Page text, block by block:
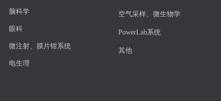
脑科学
眼科
微注射、膜片钳系统
电生理
空气采样、微生物学
PowerLab系统
其他